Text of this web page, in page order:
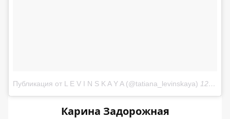
Публикация от L E V I N S K A Y A (@tatiana_levinskaya) 12 Фев 2018 в 1:25 PST
Карина Задорожная